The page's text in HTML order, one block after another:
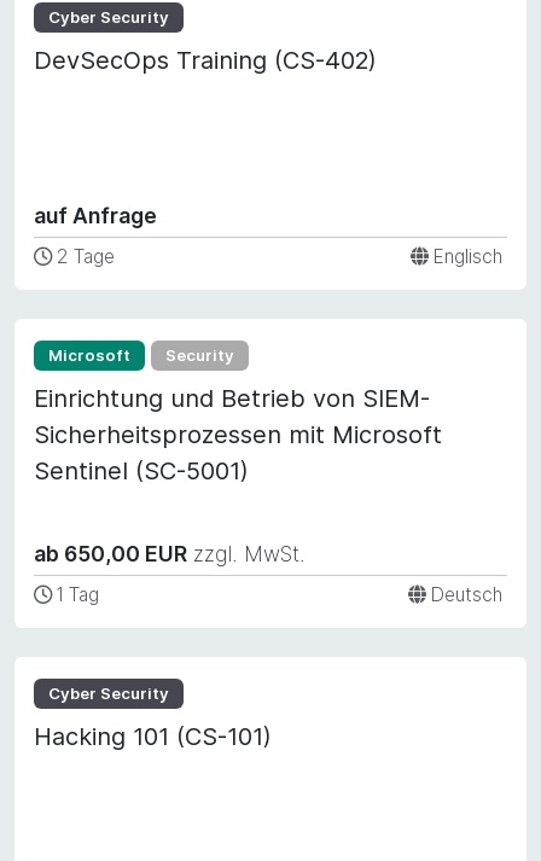
Cyber Security
DevSecOps Training (CS-402)
auf Anfrage
2 Tage Englisch
Microsoft Security
Einrichtung und Betrieb von SIEM-
Sicherheitsprozessen mit Microsoft
Sentinel (SC-5001)
ab 650,00 EUR zzgl. MwSt.
1 Tag Deutsch
Cyber Security
Hacking 101 (CS-101)